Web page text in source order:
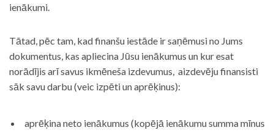
ienākumi.
Tātad, pēc tam, kad finanšu iestāde ir saņēmusi no Jums
dokumentus, kas apliecina Jūsu ienākumus un kur esat
norādījis arī savus ikmēneša izdevumus, aizdevēju finansisti
sāk savu darbu (veic izpēti un aprēķinus):
aprēķina neto ienākumus (kopējā ienākumu summa mīnus